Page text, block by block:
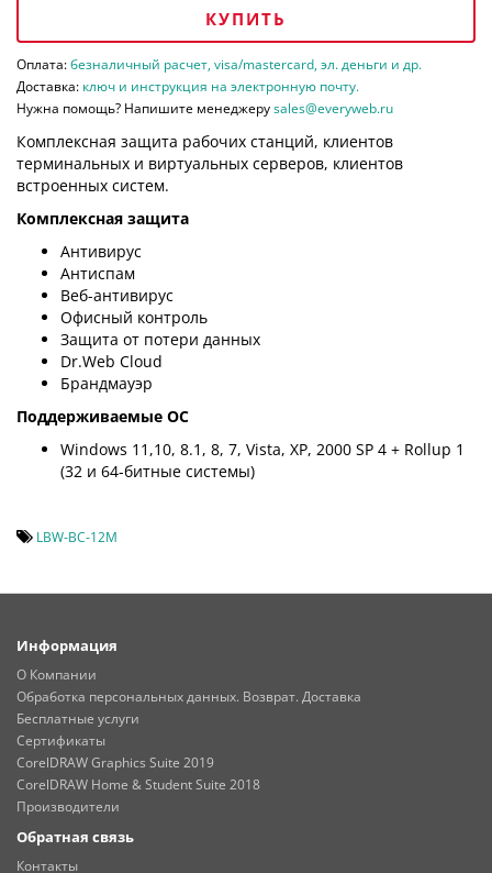
КУПИТЬ
Оплата:безналичный расчет, visa/mastercard, эл. деньги и др.
Доставка: ключ и инструкция на электронную почту.
Нужна помощь? Напишите менеджеруsales@everyweb.ru
Комплексная защита рабочих станций, клиентов
терминальных и виртуальных серверов, клиентов
встроенных систем.
Комплексная защита
Антивирус
Антиспам
Веб-антивирус
Офисный контроль
Защита от потери данных
Dr.Web Cloud
Брандмауэр
Поддерживаемые ОС
Windows 11,10, 8.1, 8, 7, Vista, XP, 2000 SP 4 + Rollup 1
(32 и 64-битные системы)
LBW-BC-12M
Информация
О Компании
Обработка персональных данных. Возврат. Доставка
Бесплатные услуги
Сертификаты
CorelDRAW Graphics Suite 2019
CorelDRAW Home & Student Suite 2018
Производители
Обратная связь
Контакты